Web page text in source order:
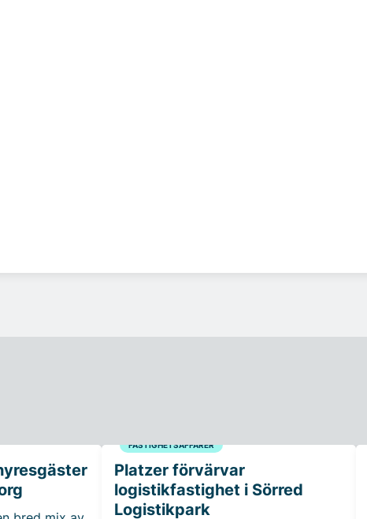
FASTIGHETSAFFÄRER
Platzer förvärvar
logistikfastighet i Sörred
Logistikpark